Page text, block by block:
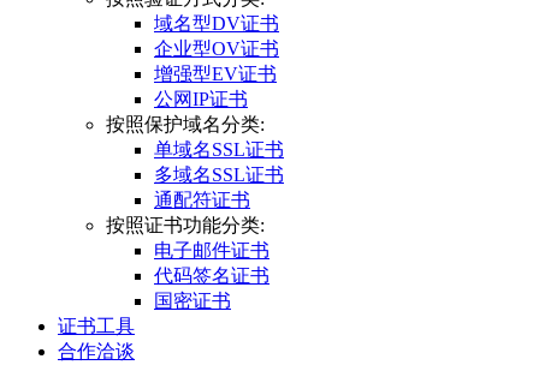
域名型DV证书
企业型OV证书
增强型EV证书
公网IP证书
按照保护域名分类:
单域名SSL证书
多域名SSL证书
通配符证书
按照证书功能分类:
电子邮件证书
代码签名证书
国密证书
证书工具
合作洽谈